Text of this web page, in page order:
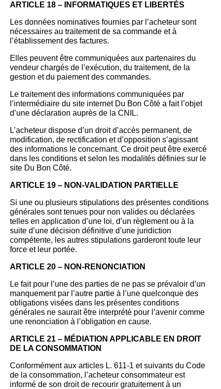
ARTICLE 18 – INFORMATIQUES ET LIBERTÉS
Les données nominatives fournies par l’acheteur sont
nécessaires au traitement de sa commande et à
l’établissement des factures.
Elles peuvent être communiquées aux partenaires du
vendeur chargés de l’exécution, du traitement, de la
gestion et du paiement des commandes.
Le traitement des informations communiquées par
l’intermédiaire du site internet Du Bon Côté a fait l’objet
d’une déclaration auprès de la CNIL.
L’acheteur dispose d’un droit d’accès permanent, de
modification, de rectification et d’opposition s’agissant
des informations le concernant. Ce droit peut être exercé
dans les conditions et selon les modalités définies sur le
site Du Bon Côté.
ARTICLE 19 – NON-VALIDATION PARTIELLE
Si une ou plusieurs stipulations des présentes conditions
générales sont tenues pour non valides ou déclarées
telles en application d’une loi, d’un règlement ou à la
suite d’une décision définitive d’une juridiction
compétente, les autres stipulations garderont toute leur
force et leur portée.
ARTICLE 20 – NON-RENONCIATION
Le fait pour l’une des parties de ne pas se prévaloir d’un
manquement par l’autre partie à l’une quelconque des
obligations visées dans les présentes conditions
générales ne saurait être interprété pour l’avenir comme
une renonciation à l’obligation en cause.
ARTICLE 21 – MÉDIATION APPLICABLE EN DROIT
DE LA CONSOMMATION
Conformément aux articles L. 611-1 et suivants du Code
de la consommation, l’acheteur consommateur est
informé de son droit de recourir gratuitement à un